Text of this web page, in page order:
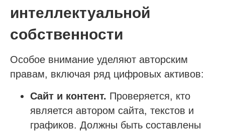
интеллектуальной
собственности
Особое внимание уделяют авторским
правам, включая ряд цифровых активов:
Сайт и контент. Проверяется, кто
является автором сайта, текстов и
графиков. Должны быть составлены